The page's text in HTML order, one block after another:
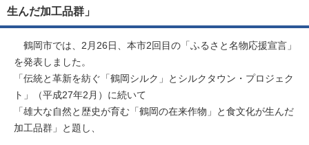
生んだ加工品群」
鶴岡市では、2月26日、本市2回目の「ふるさと名物応援宣言」
を発表しました。
「伝統と革新を紡ぐ「鶴岡シルク」とシルクタウン・プロジェク
ト」（平成27年2月）に続いて
「雄大な自然と歴史が育む「鶴岡の在来作物」と食文化が生んだ
加工品群」と題し、